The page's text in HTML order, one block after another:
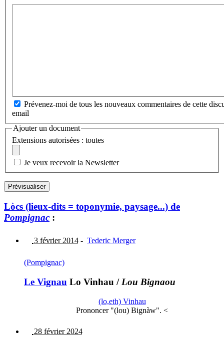
Prévenez-moi de tous les nouveaux commentaires de cette
email
Ajouter un document
Extensions autorisées : toutes
Je veux recevoir la Newsletter
Lòcs (lieux-dits = toponymie, paysage...) de
Pompignac :
3 février 2014 - Tederic Merger
(Pompignac)
Le Vignau Lo Vinhau / Lou Bignaou
(lo,eth) Vinhau
Prononcer "(lou) Bignàw". <
28 février 2024